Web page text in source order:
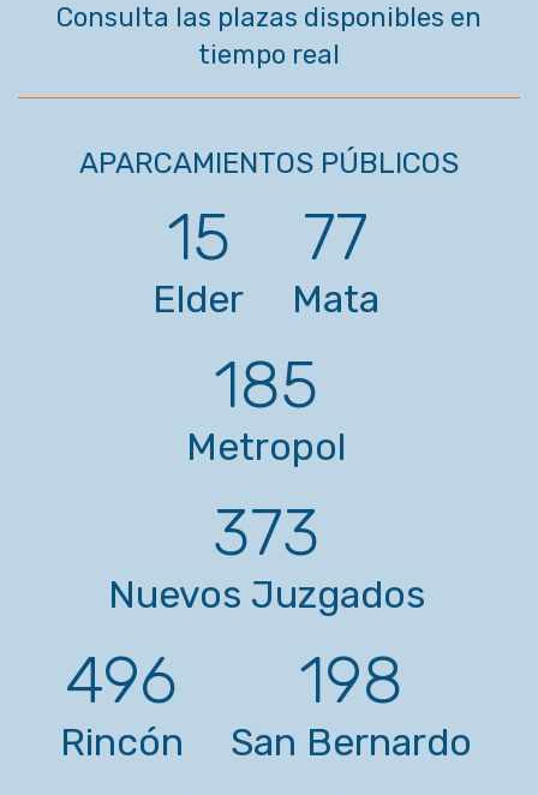
Consulta las plazas disponibles en
tiempo real
APARCAMIENTOS PÚBLICOS
15
Elder
77
Mata
185
Metropol
373
Nuevos Juzgados
496
Rincón
198
San Bernardo